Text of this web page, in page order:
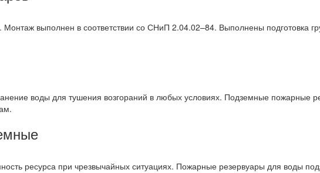
выполнен в соответствии со СНиП 2.04.02–84. Выполнены подготовка
воды для тушения возгораний в любых условиях. Подземные пожарные
ресурса при чрезвычайных ситуациях. Пожарные резервуары для воды